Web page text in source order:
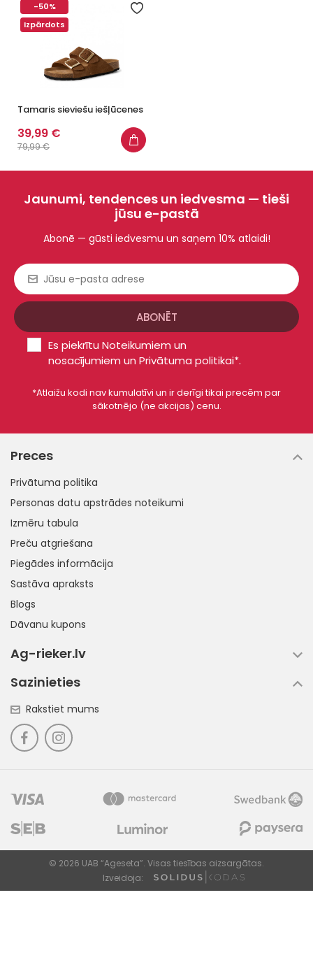
-50%
Izpārdots
Tamaris sieviešu iešļūcenes
39,99 €
79,99 €
Jaunumi, tendences un iedvesma — tieši
jūsu e-pastā
Abonē — gūsti iedvesmu un saņem 10% atlaidi!
Es piekrītu Noteikumiem un
nosacījumiem un Privātuma politikai*.
*Atlaižu kodi nav kumulatīvi un ir derīgi tikai precēm par
sākotnējo (ne akcijas) cenu.
Preces
Privātuma politika
Personas datu apstrādes noteikumi
Izmēru tabula
Preču atgriešana
Piegādes informācija
Sastāva apraksts
Blogs
Dāvanu kupons
Ag-rieker.lv
Sazinieties
Rakstiet mums
© 2026 UAB “Ageseta”. Visas tiesības aizsargātas.
Izveidoja: